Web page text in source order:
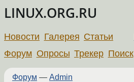
LINUX.ORG.RU
Новости Галерея Статьи
Форум Опросы Трекер Поиск
Форум — Admin